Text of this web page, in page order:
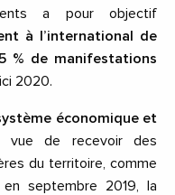
a pour objectif
à l’international de
% de manifestations
2020.
économique et
vue de recevoir des
du territoire, comme
en septembre 2019, la